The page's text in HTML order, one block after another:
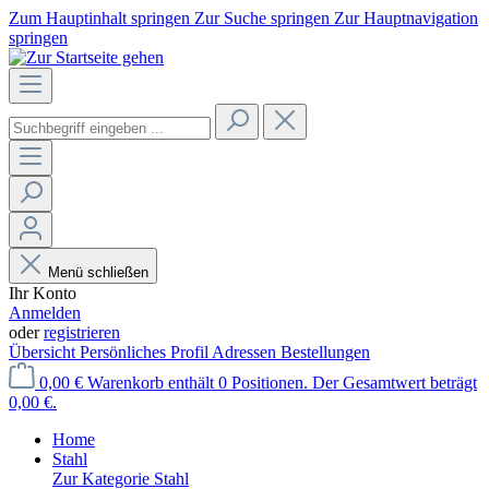
Zum Hauptinhalt springen Zur Suche springen Zur Hauptnavigation
springen
Menü schließen
Ihr Konto
Anmelden
oderregistrieren
Übersicht Persönliches Profil Adressen Bestellungen
0,00 € Warenkorb enthält 0 Positionen. Der Gesamtwert beträgt
0,00 €.
Home
Stahl
Zur Kategorie Stahl